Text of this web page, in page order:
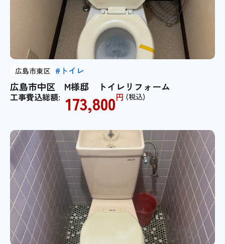
広島市東区 #トイレ
広島市中区 M様邸 トイレリフォーム
工事費込総額: 173,800円 (税込)